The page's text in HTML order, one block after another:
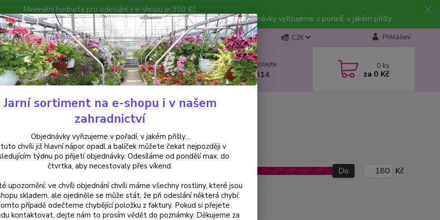
Minimální hodnota pro odeslání z e-shopu je 300 Kč.
můžete čekat nejpozději v následujícím týdnu po přijetí objednávky. Objednávky vyřizujeme v pořadí, v jakém přišly...
Poradna Kontakty CZK Přihlášení
Hledat Nevíte si rady? Zavolejte.
+420 602 223 614
0 ks
za 0 Kč
Balkónové rostliny Alstromérie
Kč Od Do Kč
Novinka Akce Doprava ZDARMA TOP produkt
Jarní sortiment na e-shopu i v našem
zahradnictví
Objednávky vyřizujeme v pořadí, v jakém přišly...
chvíli již hlavní nápor opadl a balíček můžete čekat nejpozději v
týdnu po přijetí objednávky. Odesíláme od pondělí max. do
čtvrtka, aby necestovaly přes víkend.
upozornění: ve chvíli objednání chvíli máme všechny rostliny, které jsou
skladem, ale ojediněle se může stát, že při odeslání některá chybí.
případě odečteme chybějící položku z faktury. Pokud si přejete
kontaktovat, dejte nám to prosím vědět do poznámky. Děkujeme za